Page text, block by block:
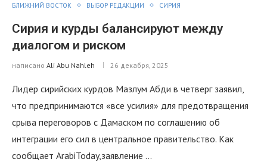
БЛИЖНИЙ ВОСТОК ВЫБОР РЕДАКЦИИ СИРИЯ
Сирия и курды балансируют между
диалогом и риском
написано Ali Abu Nahleh 26 декабря, 2025
Лидер сирийских курдов Мазлум Абди в четверг заявил,
что предпринимаются «все усилия» для предотвращения
срыва переговоров с Дамаском по соглашению об
интеграции его сил в центральное правительство. Как
сообщает ArabiToday,заявление …